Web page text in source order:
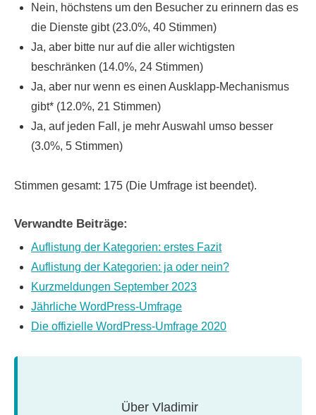
Nein, höchstens um den Besucher zu erinnern das es
die Dienste gibt (23.0%, 40 Stimmen)
Ja, aber bitte nur auf die aller wichtigsten
beschränken (14.0%, 24 Stimmen)
Ja, aber nur wenn es einen Ausklapp-Mechanismus
gibt* (12.0%, 21 Stimmen)
Ja, auf jeden Fall, je mehr Auswahl umso besser
(3.0%, 5 Stimmen)
Stimmen gesamt: 175 (Die Umfrage ist beendet).
Verwandte Beiträge:
Auflistung der Kategorien: erstes Fazit
Auflistung der Kategorien: ja oder nein?
Kurzmeldungen September 2023
Jährliche WordPress-Umfrage
Die offizielle WordPress-Umfrage 2020
Über Vladimir